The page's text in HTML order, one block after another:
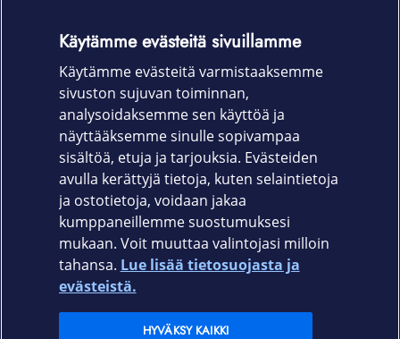
STD810G-516.7 -standardin mukaisesti.
Kuori on yhteensopiva langattoman lataamisen
kanssa ja sen ollessa asennettuna säilytät pääsyn
kaikkiin liitäntöihin ja toimintoihin.
Tuotekoodi: 10016
Elisa.fi
Käytämme evästeitä sivuillamme
Käytämme evästeitä varmistaaksemme
sivuston sujuvan toiminnan,
analysoidaksemme sen käyttöä ja
näyttääksemme sinulle sopivampaa
sisältöä, etuja ja tarjouksia. Evästeiden
avulla kerättyjä tietoja, kuten selaintietoja
ja ostotietoja, voidaan jakaa
kumppaneillemme suostumuksesi
mukaan. Voit muuttaa valintojasi milloin
tahansa. Lue lisää tietosuojasta ja
evästeistä.
HYVÄKSY KAIKKI